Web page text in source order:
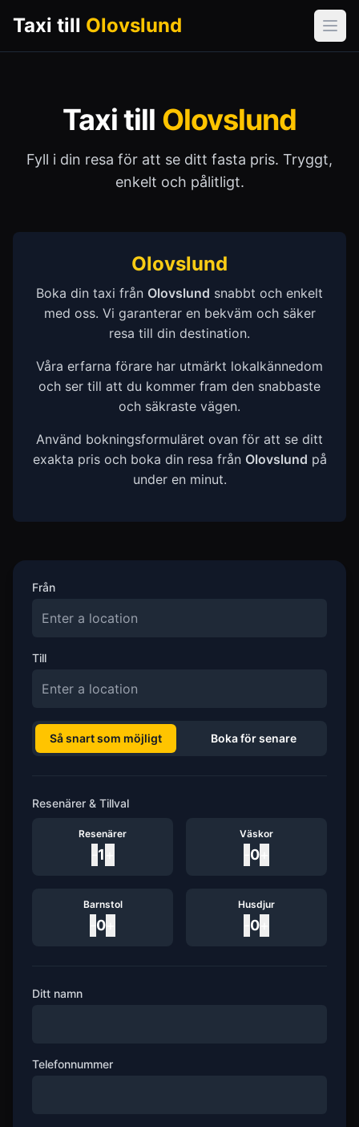
Taxi till Olovslund
Taxi till Olovslund
Fyll i din resa för att se ditt fasta pris. Tryggt,
enkelt och pålitligt.
Olovslund
Boka din taxi från Olovslund snabbt och enkelt
med oss. Vi garanterar en bekväm och säker
resa till din destination.
Våra erfarna förare har utmärkt lokalkännedom
och ser till att du kommer fram den snabbaste
och säkraste vägen.
Använd bokningsformuläret ovan för att se ditt
exakta pris och boka din resa från Olovslund på
under en minut.
Från
Till
Så snart som möjligt Boka för senare
Resenärer & Tillval
Resenärer
1
Väskor
0
Barnstol
0
Husdjur
0
Ditt namn
Telefonnummer